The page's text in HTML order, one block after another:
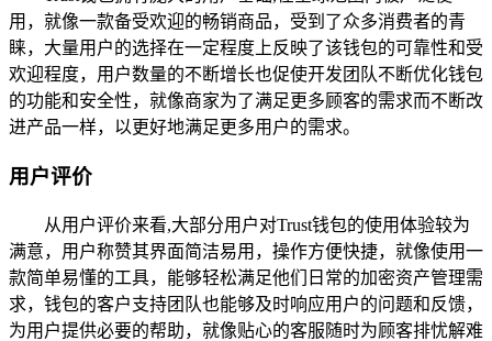
用，就像一款备受欢迎的畅销商品，受到了众多消费者的青
睐，大量用户的选择在一定程度上反映了该钱包的可靠性和受
欢迎程度，用户数量的不断增长也促使开发团队不断优化钱包
的功能和安全性，就像商家为了满足更多顾客的需求而不断改
进产品一样，以更好地满足更多用户的需求。
用户评价
从用户评价来看,大部分用户对Trust钱包的使用体验较为
满意，用户称赞其界面简洁易用，操作方便快捷，就像使用一
款简单易懂的工具，能够轻松满足他们日常的加密资产管理需
求，钱包的客户支持团队也能够及时响应用户的问题和反馈，
为用户提供必要的帮助，就像贴心的客服随时为顾客排忧解难